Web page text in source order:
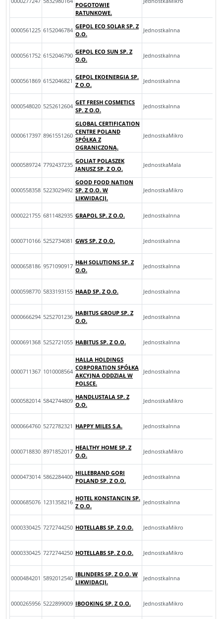
POGOTOWIE
RATUNKOWE.
0000561225 6152046784
GEPOL ECO SOLAR SP. Z
O.O.
JednostkaInna
0000561752 6152046790
GEPOL ECO SUN SP. Z
O.O.
JednostkaInna
0000561869 6152046821
GEPOL EKOENERGIA SP.
Z O.O.
JednostkaInna
0000548020 5252612604
GET FRESH COSMETICS
SP. Z O.O.
JednostkaInna
0000617397 8961551260
GLOBAL CERTIFICATION
CENTRE POLAND
SPÓŁKA Z
OGRANICZONĄ.
JednostkaMikro
0000589724 7792437235
GOLIAT POLASZEK
JANUSZ SP. Z O.O.
JednostkaMala
0000558358 5223029492
GOOD FOOD NATION
SP. Z O.O. W
LIKWIDACJI.
JednostkaMikro
0000221755 6811482935 GRAPOL SP. Z O.O. JednostkaInna
0000710166 5252734081 GWS SP. Z O.O. JednostkaInna
0000658186 9571090917
H&H SOLUTIONS SP. Z
O.O.
JednostkaInna
0000598770 5833193155 HAAD SP. Z O.O. JednostkaInna
0000666294 5252701236
HABITUS GROUP SP. Z
O.O.
JednostkaInna
0000691368 5252721055 HABITUS SP. Z O.O. JednostkaInna
0000711367 1010008564
HALLA HOLDINGS
CORPORATION SPÓŁKA
AKCYJNA ODDZIAŁ W
POLSCE.
JednostkaInna
0000582014 5842744809
HANDLUSTALA SP. Z
O.O.
JednostkaMikro
0000664760 5272782321 HAPPY MILES S.A. JednostkaInna
0000718830 8971852017
HEALTHY HOME SP. Z
O.O.
JednostkaMikro
0000473014 5862284400
HILLEBRAND GORI
POLAND SP. Z O.O.
JednostkaInna
0000685076 1231358216
HOTEL KONSTANCIN SP.
Z O.O.
JednostkaInna
0000330425 7272744250 HOTELLABS SP. Z O.O. JednostkaMikro
0000330425 7272744250 HOTELLABS SP. Z O.O. JednostkaMikro
0000484201 5892012540
IBLINDERS SP. Z O.O. W
LIKWIDACJI.
JednostkaInna
0000265956 5222899009 IBOOKING SP. Z O.O. JednostkaMikro